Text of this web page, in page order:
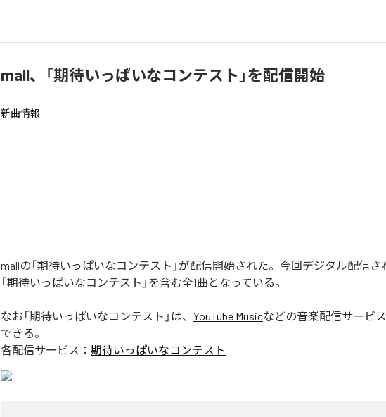
mall、「期待いっぱいなコンテスト」を配信開始
新曲情報
mallの「期待いっぱいなコンテスト」が配信開始された。今回デジタル配信さ
「期待いっぱいなコンテスト」を含む全1曲となっている。
なお「期待いっぱいなコンテスト 」は、 YouTube Musicなどの音楽配信サービ
できる。
各配信サービス： 期待いっぱいなコンテスト